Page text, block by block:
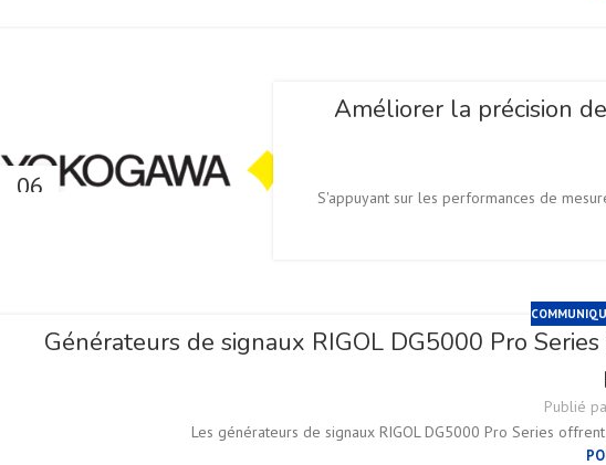
06
Améliorer la précision
S'appuyant sur les performances de
Générateurs de signaux RIGOL DG5000 Pro
Publié
Les générateurs de signaux RIGOL DG5000 Pro Series